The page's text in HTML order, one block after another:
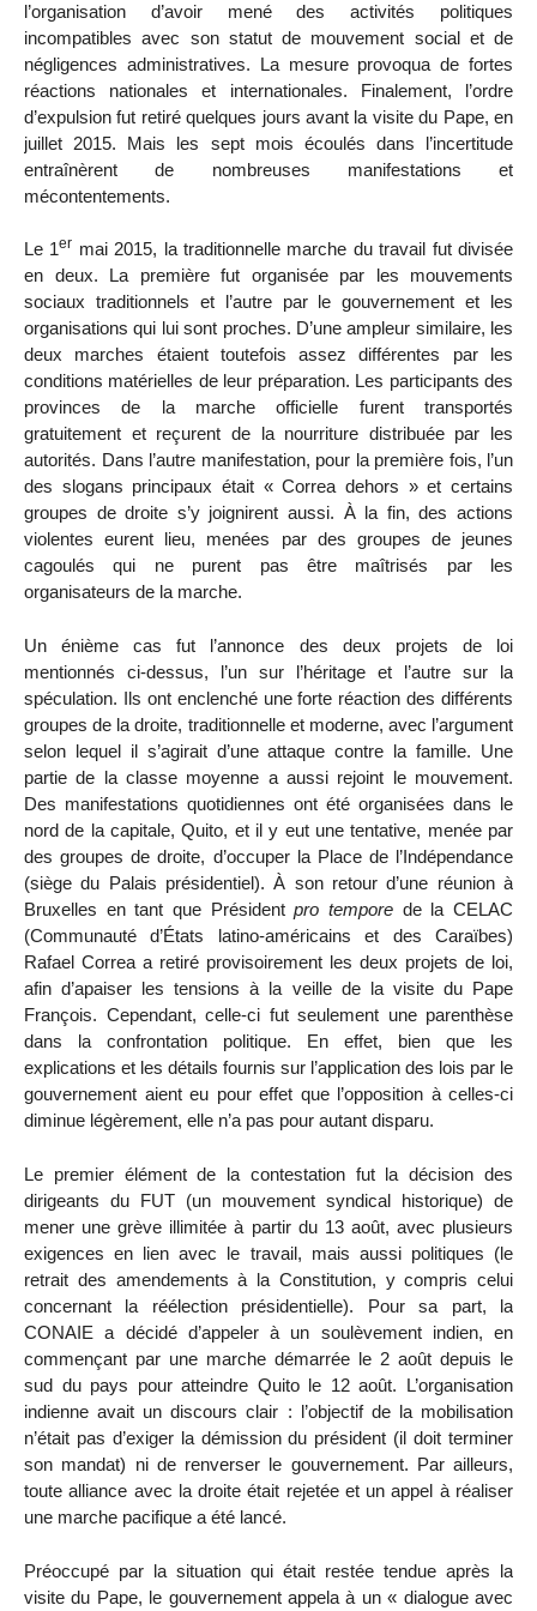
l’organisation d’avoir mené des activités politiques
incompatibles avec son statut de mouvement social et de
négligences administratives. La mesure provoqua de fortes
réactions nationales et internationales. Finalement, l’ordre
d’expulsion fut retiré quelques jours avant la visite du Pape, en
juillet 2015. Mais les sept mois écoulés dans l’incertitude
entraînèrent de nombreuses manifestations et
mécontentements.
Le 1er mai 2015, la traditionnelle marche du travail fut divisée
en deux. La première fut organisée par les mouvements
sociaux traditionnels et l’autre par le gouvernement et les
organisations qui lui sont proches. D’une ampleur similaire, les
deux marches étaient toutefois assez différentes par les
conditions matérielles de leur préparation. Les participants des
provinces de la marche officielle furent transportés
gratuitement et reçurent de la nourriture distribuée par les
autorités. Dans l’autre manifestation, pour la première fois, l’un
des slogans principaux était « Correa dehors » et certains
groupes de droite s’y joignirent aussi. À la fin, des actions
violentes eurent lieu, menées par des groupes de jeunes
cagoulés qui ne purent pas être maîtrisés par les
organisateurs de la marche.
Un énième cas fut l’annonce des deux projets de loi
mentionnés ci-dessus, l’un sur l’héritage et l’autre sur la
spéculation. Ils ont enclenché une forte réaction des différents
groupes de la droite, traditionnelle et moderne, avec l’argument
selon lequel il s’agirait d’une attaque contre la famille. Une
partie de la classe moyenne a aussi rejoint le mouvement.
Des manifestations quotidiennes ont été organisées dans le
nord de la capitale, Quito, et il y eut une tentative, menée par
des groupes de droite, d’occuper la Place de l’Indépendance
(siège du Palais présidentiel). À son retour d’une réunion à
Bruxelles en tant que Présidentpro tempore de la CELAC
(Communauté d’États latino-américains et des Caraïbes)
Rafael Correa a retiré provisoirement les deux projets de loi,
afin d’apaiser les tensions à la veille de la visite du Pape
François. Cependant, celle-ci fut seulement une parenthèse
dans la confrontation politique. En effet, bien que les
explications et les détails fournis sur l’application des lois par le
gouvernement aient eu pour effet que l’opposition à celles-ci
diminue légèrement, elle n’a pas pour autant disparu.
Le premier élément de la contestation fut la décision des
dirigeants du FUT (un mouvement syndical historique) de
mener une grève illimitée à partir du 13 août, avec plusieurs
exigences en lien avec le travail, mais aussi politiques (le
retrait des amendements à la Constitution, y compris celui
concernant la réélection présidentielle). Pour sa part, la
CONAIE a décidé d’appeler à un soulèvement indien, en
commençant par une marche démarrée le 2 août depuis le
sud du pays pour atteindre Quito le 12 août. L’organisation
indienne avait un discours clair : l’objectif de la mobilisation
n’était pas d’exiger la démission du président (il doit terminer
son mandat) ni de renverser le gouvernement. Par ailleurs,
toute alliance avec la droite était rejetée et un appel à réaliser
une marche pacifique a été lancé.
Préoccupé par la situation qui était restée tendue après la
visite du Pape, le gouvernement appela à un « dialogue avec